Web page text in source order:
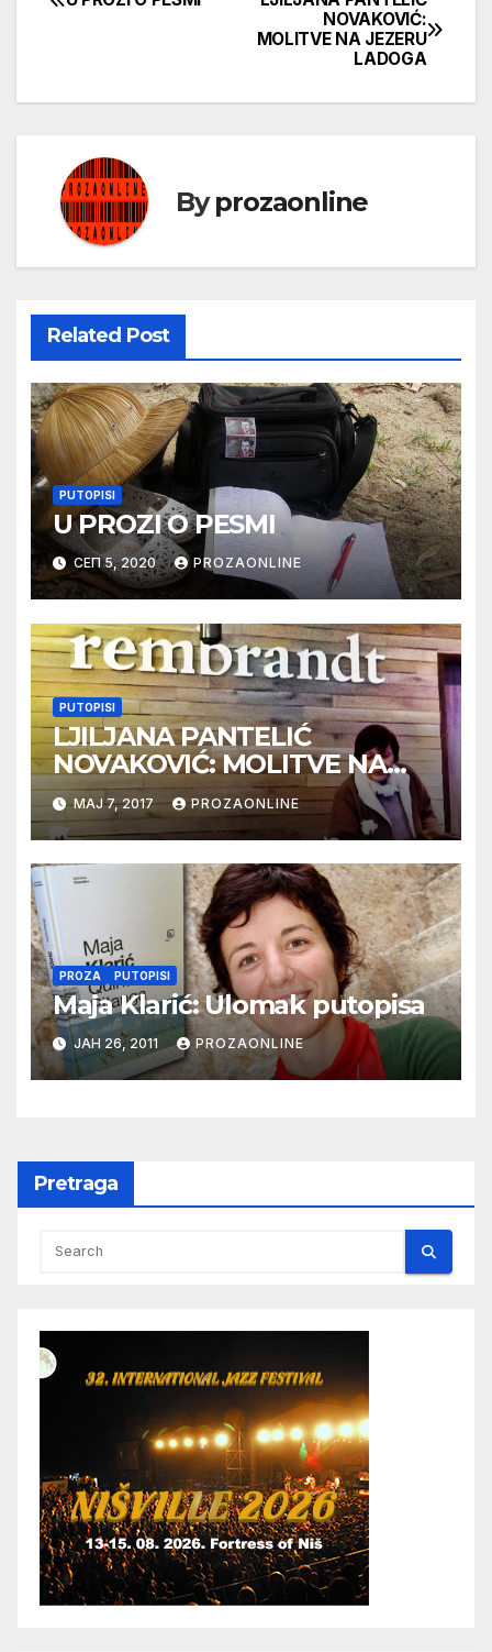
Кретање
NOVAKOVIĆ:
MOLITVE NA JEZERU
LADOGA
Byprozaonline
Related Post
PUTOPISI
U PROZI O PESMI
СЕП 5, 2020 PROZAONLINE
PUTOPISI
LJILJANA PANTELIĆ
NOVAKOVIĆ: MOLITVE NA
JEZERU LADOGA
МАЈ 7, 2017 PROZAONLINE
PROZA PUTOPISI
Maja Klarić: Ulomak putopisa
ЈАН 26, 2011 PROZAONLINE
Pretraga